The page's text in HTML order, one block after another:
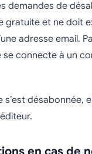
demandes de
gratuite et ne doit
adresse email.
connecte à un
s’est désabonnée,